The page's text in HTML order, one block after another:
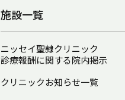
施設一覧
ニッセイ聖隷クリニック
診療報酬に関する院内掲示
クリニックお知らせ一覧